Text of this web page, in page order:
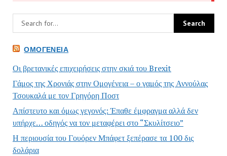
ΟΜΟΓΈΝΕΙΑ
Οι βρετανικές επιχειρήσεις στην σκιά του Brexit
Γάμος της Χρονιάς στην Ομογένεια – ο γαμός της Αννούλας
Τσουκαλά με τον Γρηγόρη Ποστ
Απίστευτο και όμως γεγονός: Έπαθε έμφραγμα αλλά δεν
υπήρχε… οδηγός να τον μεταφέρει στο “Σκυλίτσειο”
Η περιουσία του Γουόρεν Μπάφετ ξεπέρασε τα 100 δις
δολάρια